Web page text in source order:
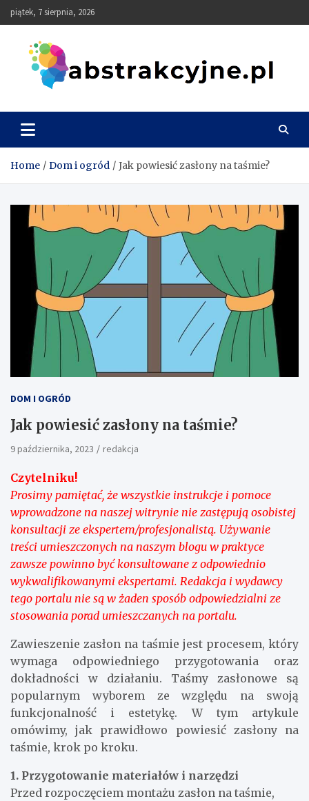
Skip
to
piątek, 7 sierpnia, 2026
Abstrakcyjne
Home Dom i ogród Jak powiesić zasłony na taśmie?
DOM I OGRÓD
Jak powiesić zasłony na taśmie?
9 października, 2023 redakcja
Czytelniku!
Prosimy pamiętać, że wszystkie instrukcje i pomoce
wprowadzone na naszej witrynie nie zastępują osobistej
konsultacji ze ekspertem/profesjonalistą. Używanie
treści umieszczonych na naszym blogu w praktyce
zawsze powinno być konsultowane z odpowiednio
wykwalifikowanymi ekspertami. Redakcja i wydawcy
tego portalu nie są w żaden sposób odpowiedzialni ze
stosowania porad umieszczanych na portalu.
Zawieszenie zasłon na taśmie jest procesem, który
wymaga odpowiedniego przygotowania oraz
dokładności w działaniu. Taśmy zasłonowe są
popularnym wyborem ze względu na swoją
funkcjonalność i estetykę. W tym artykule
omówimy, jak prawidłowo powiesić zasłony na
taśmie, krok po kroku.
1. Przygotowanie materiałów i narzędzi
Przed rozpoczęciem montażu zasłon na taśmie,